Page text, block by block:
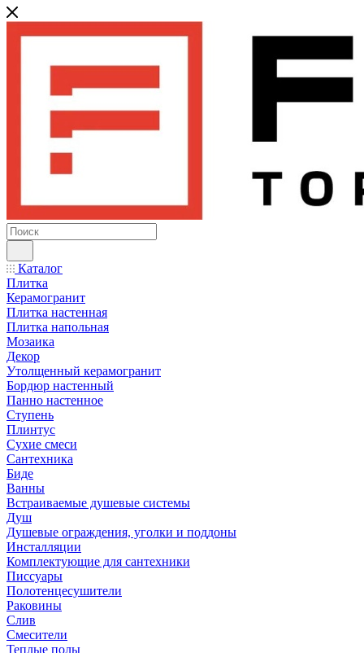
Каталог
Плитка
Керамогранит
Плитка настенная
Плитка напольная
Мозаика
Декор
Утолщенный керамогранит
Бордюр настенный
Панно настенное
Ступень
Плинтус
Сухие смеси
Сантехника
Биде
Ванны
Встраиваемые душевые системы
Душ
Душевые ограждения, уголки и поддоны
Инсталляции
Комплектующие для сантехники
Писсуары
Полотенцесушители
Раковины
Слив
Смесители
Теплые полы